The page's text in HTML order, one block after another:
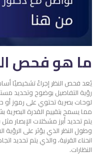
ما هو فحص
يُعد فحص النظر إجراءً تشخيصيًا
رؤية التفاصيل بوضوح وتحديد
لوحات بصرية تحتوي على رموز
مما يسمح بتقييم القدرة
يتم تحديد أبرز مشكلات الإبصار
وطول النظر الذي يؤثر على الرؤية
انحناء القرنية، والذي يتم
النظارات.